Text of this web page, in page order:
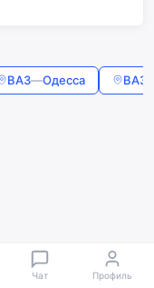
ВАЗ—Одесса ВАЗ
Чат Профиль